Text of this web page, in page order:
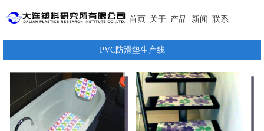
首页 关于 产品 新闻 联系
PVC防滑垫生产线